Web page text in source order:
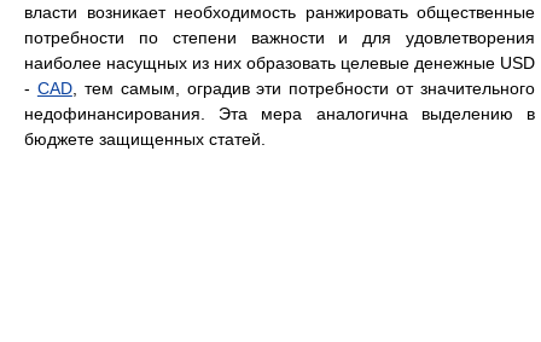
власти возникает необходимость ранжировать общественные
потребности по степени важности и для удовлетворения
наиболее насущных из них образовать целевые денежные USD
- CAD, тем самым, оградив эти потребности от значительного
недофинансирования. Эта мера аналогична выделению в
бюджете защищенных статей.